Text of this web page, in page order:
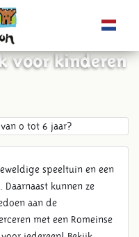
voor kinderen
speeltuin en een
kunnen ze
aan de
met een Romeinse